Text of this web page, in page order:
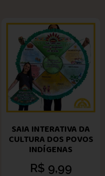
SAIA INTERATIVA DA
CULTURA DOS POVOS
INDÍGENAS
R$ 9,99